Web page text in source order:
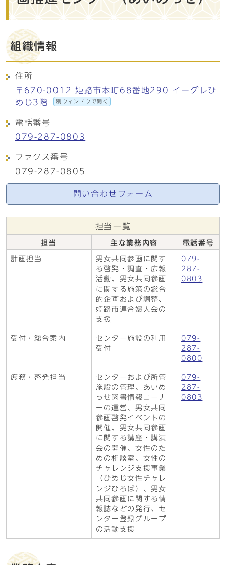
組織情報
住所
〒670-0012 姫路市本町68番地290 イーグレひ
めじ3階
別ウィンドウで開く
電話番号
079-287-0803
ファクス番号
079-287-0805
問い合わせフォーム
担当一覧
担当 主な業務内容 電話番号
計画担当
男女共同参画に関す
る啓発・調査・広報
活動、男女共同参画
に関する施策の総合
的企画および調整、
姫路市連合婦人会の
支援
079-
287-
0803
受付・総合案内
センター施設の利用
受付
079-
287-
0800
庶務・啓発担当
センターおよび所管
施設の管理、あいめ
っせ図書情報コーナ
ーの運営、男女共同
参画啓発イベントの
開催、男女共同参画
に関する講座・講演
会の開催、女性のた
めの相談室、女性の
チャレンジ支援事業
（ひめじ女性チャレ
ンジひろば）、男女
共同参画に関する情
報誌などの発行、セ
ンター登録グループ
の活動支援
079-
287-
0803